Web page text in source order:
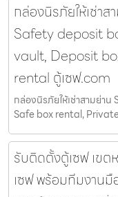
กล่องนิรภัยให้เช่า
Safety deposit
vault, Deposit
rental ตู้เซฟ.com
กล่องนิรภัยให้เช่าสามย่า
Safe box rental,
รับติดตั้งตู้เซฟ เข
เซฟ พร้อมทีมงานมื